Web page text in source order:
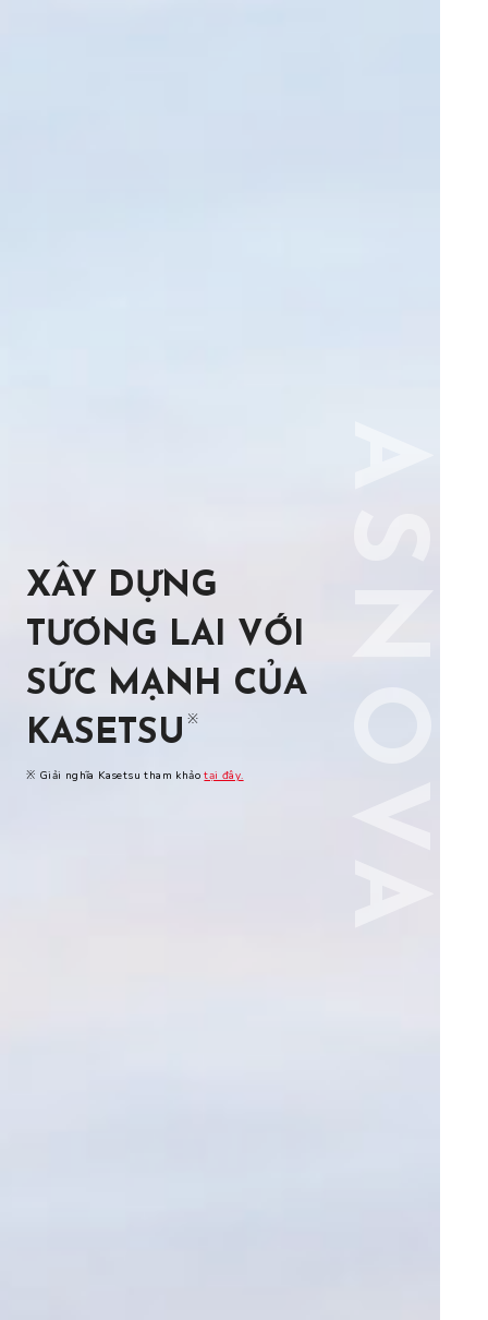
ASNOVA
XÂY DỰNG
TƯƠNG LAI VỚI
SỨC MẠNH CỦA
KASETSU ※
※ Giải nghĩa Kasetsu tham khảotại đây.